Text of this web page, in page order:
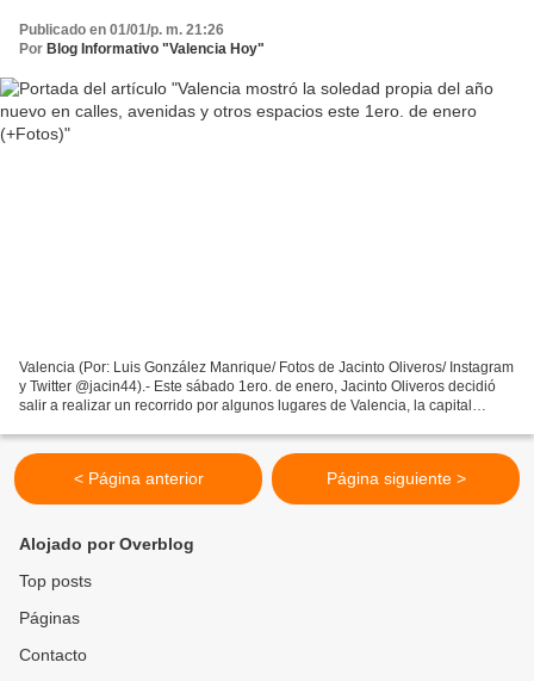
Publicado en 01/01/p. m. 21:26
Por Blog Informativo "Valencia Hoy"
Valencia (Por: Luis González Manrique/ Fotos de Jacinto Oliveros/ Instagram
y Twitter @jacin44).- Este sábado 1ero. de enero, Jacinto Oliveros decidió
salir a realizar un recorrido por algunos lugares de Valencia, la capital
< Página anterior Página siguiente >
Alojado por Overblog
Top posts
Páginas
Contacto